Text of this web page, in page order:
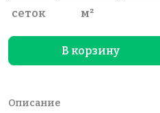
сеток м²
В корзину
Описание